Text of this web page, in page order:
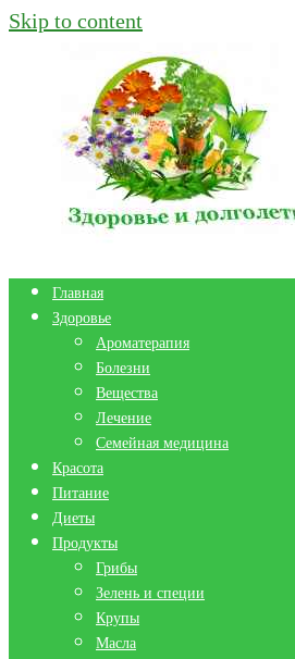
Skip to content
Главная
Здоровье
Ароматерапия
Болезни
Вещества
Лечение
Семейная медицина
Красота
Питание
Диеты
Продукты
Грибы
Зелень и специи
Крупы
Масла